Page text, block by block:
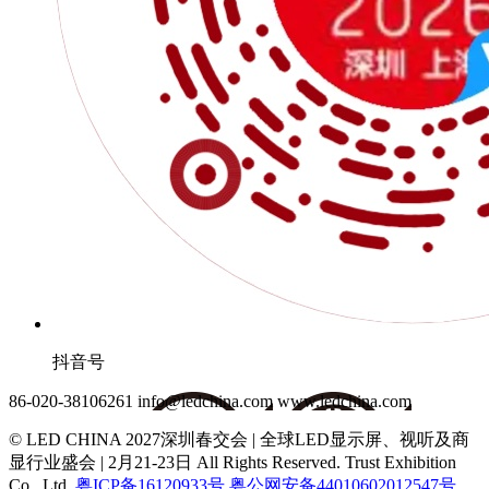
抖音号
86-020-38106261 info@ledchina.com www.ledchina.com
© LED CHINA 2027深圳春交会 | 全球LED显示屏、视听及商
显行业盛会 | 2月21-23日 All Rights Reserved. Trust Exhibition